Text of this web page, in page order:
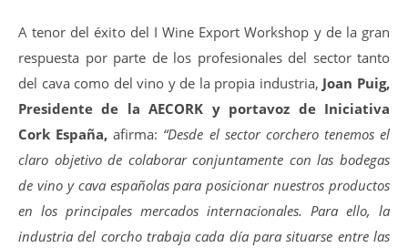
A tenor del éxito del I Wine Export Workshop y de la gran
respuesta por parte de los profesionales del sector tanto
del cava como del vino y de la propia industria, Joan Puig,
Presidente de la AECORK y portavoz de Iniciativa
Cork España,afirma: “Desde el sector corchero tenemos el
claro objetivo de colaborar conjuntamente con las bodegas
de vino y cava españolas para posicionar nuestros productos
en los principales mercados internacionales. Para ello, la
industria del corcho trabaja cada día para situarse entre las